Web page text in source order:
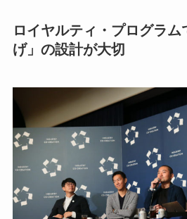
ロイヤルティ・プログラム
げ」の設計が大切